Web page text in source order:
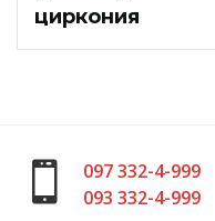
циркония
097 332-4-999
093 332-4-999